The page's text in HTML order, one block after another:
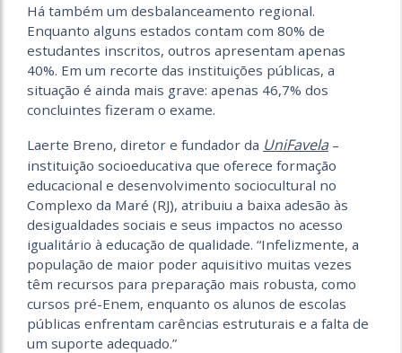
Há também um desbalanceamento regional.
Enquanto alguns estados contam com 80% de
estudantes inscritos, outros apresentam apenas
40%. Em um recorte das instituições públicas, a
situação é ainda mais grave: apenas 46,7% dos
concluintes fizeram o exame.
Laerte Breno, diretor e fundador da UniFavela –
instituição socioeducativa que oferece formação
educacional e desenvolvimento sociocultural no
Complexo da Maré (RJ), atribuiu a baixa adesão às
desigualdades sociais e seus impactos no acesso
igualitário à educação de qualidade. “Infelizmente, a
população de maior poder aquisitivo muitas vezes
têm recursos para preparação mais robusta, como
cursos pré-Enem, enquanto os alunos de escolas
públicas enfrentam carências estruturais e a falta de
um suporte adequado.”